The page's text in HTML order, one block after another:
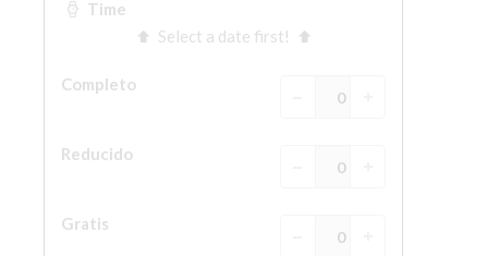
Santa Croce
Sólo billetes con entrada rápida